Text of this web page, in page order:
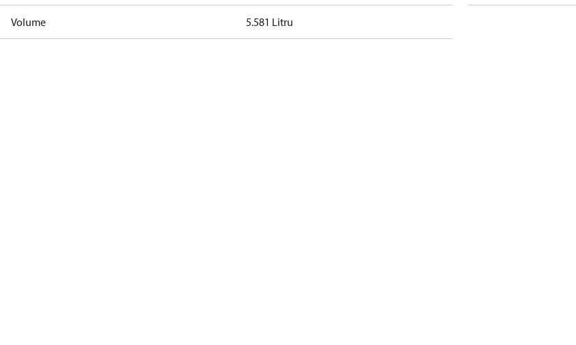
Volume 5.581 Litru